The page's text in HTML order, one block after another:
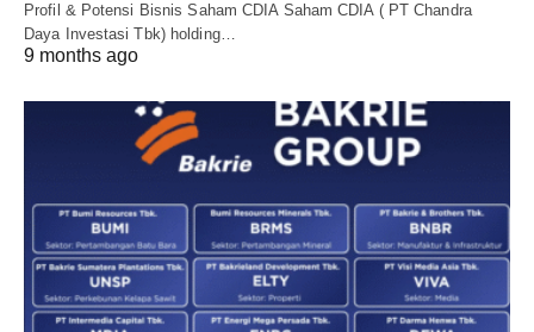
Profil & Potensi Bisnis Saham CDIA Saham CDIA ( PT Chandra
Daya Investasi Tbk) holding…
9 months ago